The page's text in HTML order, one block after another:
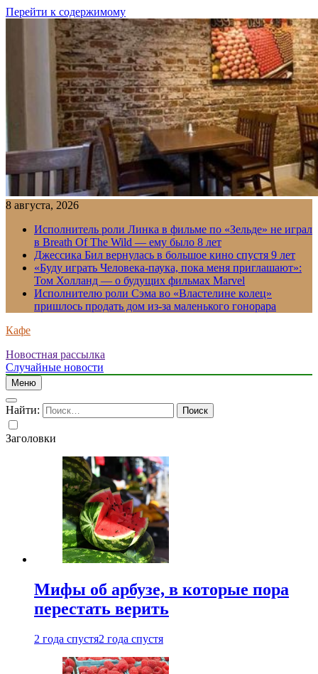
Перейти к содержимому
8 августа, 2026
Исполнитель роли Линка в фильме по «Зельде» не играл
в Breath Of The Wild — ему было 8 лет
Джессика Бил вернулась в большое кино спустя 9 лет
«Буду играть Человека-паука, пока меня приглашают»:
Том Холланд — о будущих фильмах Marvel
Исполнителю роли Сэма во «Властелине колец»
пришлось продать дом из-за маленького гонорара
Кафе
Новостная рассылка
Случайные новости
Меню
Найти:
Заголовки
Мифы об арбузе, в которые пора
перестать верить
2 года спустя2 года спустя